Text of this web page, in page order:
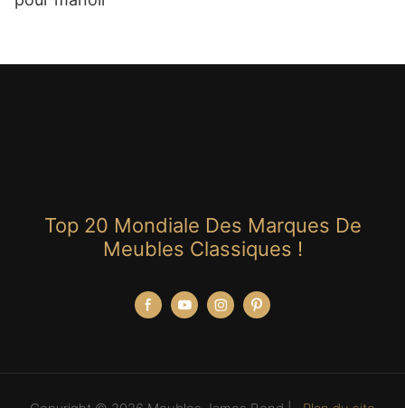
Top 20 Mondiale Des Marques De
Meubles Classiques !